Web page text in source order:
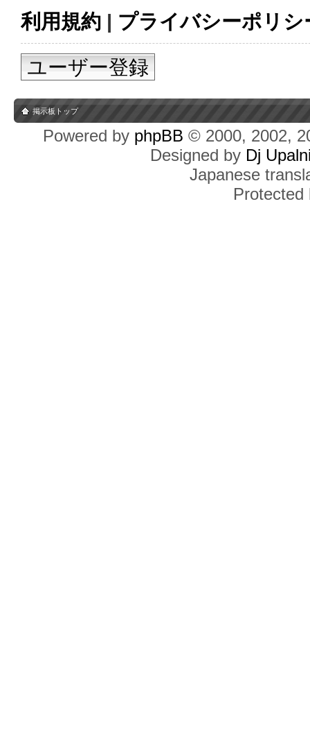
利用規約 | プライバシーポリシ
ユーザー登録
掲示板トップ
Powered by phpBB © 2000, 2002,
Designed by Dj
Japanese